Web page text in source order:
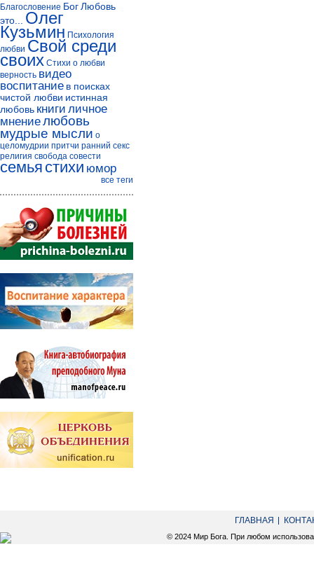
Благословение БогЛюбовь
это...
Олег
Кузьмин Психология
любви Свой среди
своих Стихи о любви
верность видео
воспитание в поисках
чистой любви истинная
любовь книги личное
мнениелюбовь
мудрые мысли о
целомудрии притчи ранний секс
религия свобода совести
семья стихи юмор
все теги
ГЛАВНАЯ
© 2024 Мир Бога. При любом